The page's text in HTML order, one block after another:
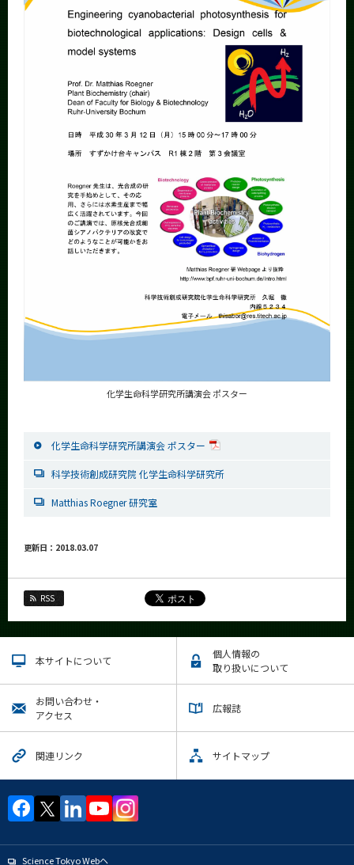
化学生命科学研究所講演会 ポスター
化学生命科学研究所講演会 ポスター
科学技術創成研究院 化学生命科学研究所
Matthias Roegner 研究室
更新日：2018.03.07
RSS
本サイトについて
個人情報の
取り扱いについて
お問い合わせ・
アクセス
広報誌
関連リンク サイトマップ
Science Tokyo Webヘ